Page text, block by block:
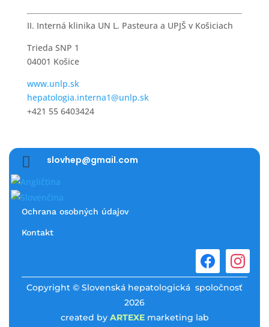
II. Interná klinika UN L. Pasteura a UPJŠ v Košiciach
Trieda SNP 1
04001 Košice
www.unlp.sk
hepatologia.interna1@unlp.sk
+421 55 6403424
 slovhep@gmail.com
Ochrana osobných údajov
Kontakt
Copyright © Slovenská hepatologická spoločnosť
2026
created by ARTEXEmarketing lab